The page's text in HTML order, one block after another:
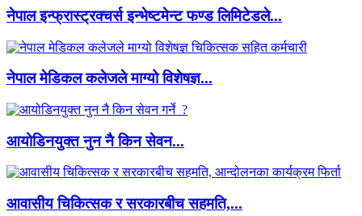
नेपाल इन्फ्रास्ट्रक्चर्स इन्भेष्टमेन्ट फण्ड लिमिटेडले...
नेपाल मेडिकल कलेजले माग्यो विशेषज्ञ...
आयोडिनयुक्त नुन नै किन सेवन...
आवासीय चिकित्सक र सरकारबीच सहमति,...